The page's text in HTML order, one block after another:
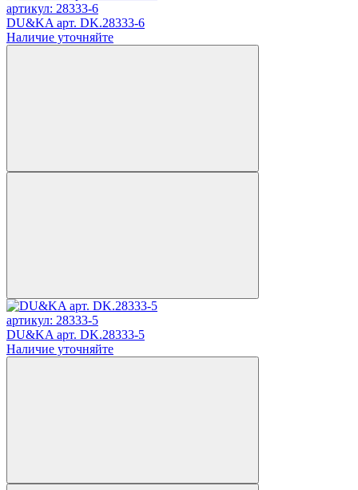
артикул: 28333-6
DU&KA арт. DK.28333-6
Наличие уточняйте
артикул: 28333-5
DU&KA арт. DK.28333-5
Наличие уточняйте